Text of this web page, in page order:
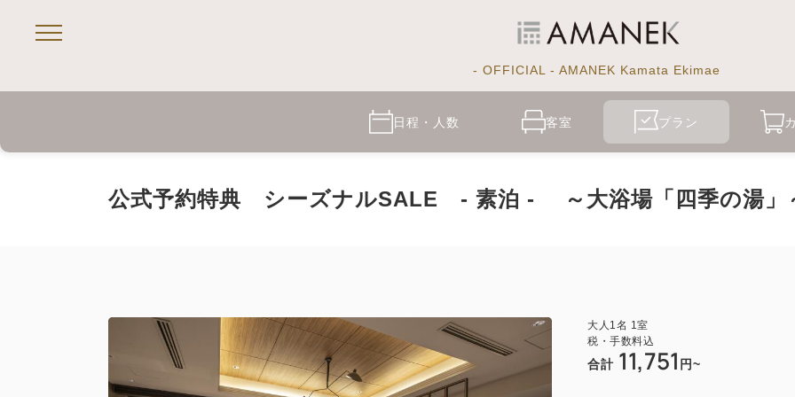
- OFFICIAL - AMANEK Kamata Ekimae
日程・人数 客室 プラン
公式予約特典 シーズナルSALE - 素泊 - ～大浴場「四季の湯」
大人 1名 1室
税・手数料込
合計 11,751 円~